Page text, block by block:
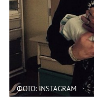
ФОТО: INSTAGRAM